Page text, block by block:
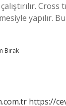
Cross
yapılır.
Bırak
https://